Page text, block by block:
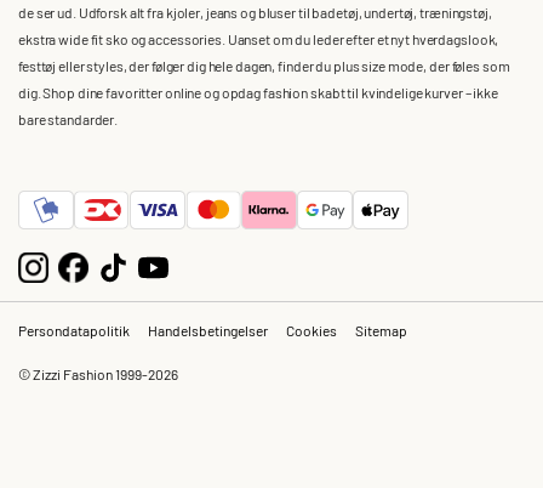
de ser ud. Udforsk alt fra kjoler, jeans og bluser til badetøj, undertøj, træningstøj,
ekstra wide fit sko og accessories. Uanset om du leder efter et nyt hverdagslook,
festtøj eller styles, der følger dig hele dagen, finder du plus size mode, der føles som
dig. Shop dine favoritter online og opdag fashion skabt til kvindelige kurver – ikke
bare standarder.
Persondatapolitik Handelsbetingelser Cookies Sitemap
© Zizzi Fashion 1999-2026